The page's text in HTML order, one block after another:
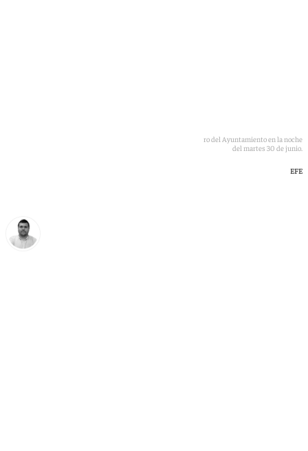
El alcalde de Frigiliana, Alejandro Herrero, a su salida del registro del Ayuntamiento en la noche
del martes 30 de junio.
EFE